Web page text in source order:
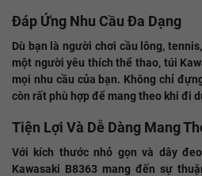
Đáp Ứng Nhu Cầu Đa Dạng
Dù bạn là người chơi cầu lông,
một người yêu thích thể thao, túi
mọi nhu cầu của bạn. Không chỉ
còn rất phù hợp để mang theo khi đi
Tiện Lợi Và Dễ Dàng Mang
Với kích thước nhỏ gọn và dây
Kawasaki B8363 mang đến sự